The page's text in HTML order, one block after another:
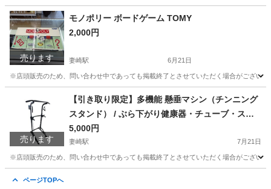
山口 宇部市 妻崎駅 弦楽器、ギター
売ります
モノポリー ボードゲーム TOMY
2,000円
妻崎駅 6月21日
※店頭販売のため、問い合わせ中であっても掲載終了とさせていただく場合がござい
妻崎駅 ボードゲーム
売ります
【引き取り限定】多機能 懸垂マシン（チンニング
スタンド） / ぶら下がり健康器・チューブ・スト
ラップ付
5,000円
妻崎駅 7月21日
※店頭販売のため、問い合わせ中であっても掲載終了とさせていただく場合がござい
ページTOPへ